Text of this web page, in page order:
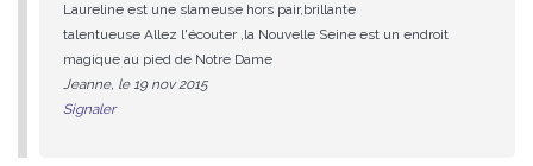
Laureline est une slameuse hors pair,brillante
talentueuse Allez l'écouter ,la Nouvelle Seine est un endroit
magique au pied de Notre Dame
Jeanne, le 19 nov 2015
Signaler